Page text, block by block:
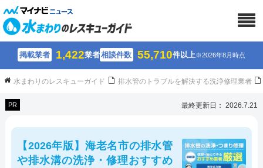
掲載業者 1,422業者相談件数 55,710件以上※2026年8月時点
水まわりのレスキューガイド 排水管のトラブルを解決する洗浄修理業者
PR 最終更新日： 2026.7.21
【2026年版】海老名市の排水管
や排水溝の洗浄・修理おすすめ